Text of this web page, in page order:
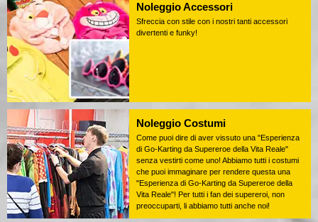
Noleggio Accessori
Sfreccia con stile con i nostri tanti accessori
divertenti e funky!
Noleggio Costumi
Come puoi dire di aver vissuto una "Esperienza
di Go-Karting da Supereroe della Vita Reale"
senza vestirti come uno! Abbiamo tutti i costumi
che puoi immaginare per rendere questa una
"Esperienza di Go-Karting da Supereroe della
Vita Reale"! Per tutti i fan dei supereroi, non
preoccuparti, li abbiamo tutti anche noi!